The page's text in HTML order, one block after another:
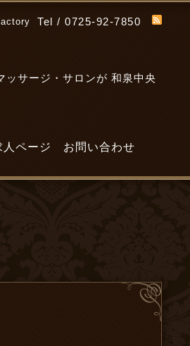
Tel / 0725-92-7850
ッサージ・サロンが 和泉中央
人ページ お問い合わせ